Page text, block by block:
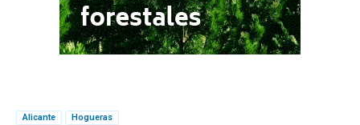
Alicante
Hogueras